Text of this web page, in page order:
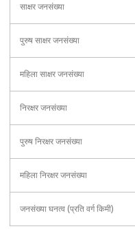
साक्षर जनसंख्या
पुरुष साक्षर जनसंख्या
महिला साक्षर जनसंख्या
निरक्षर जनसंख्या
पुरुष निरक्षर जनसंख्या
महिला निरक्षर जनसंख्या
जनसंख्या घनत्व (प्रति वर्ग किमी)